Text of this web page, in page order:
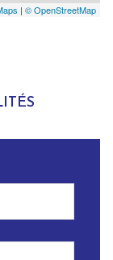
| © OpenStreetMap